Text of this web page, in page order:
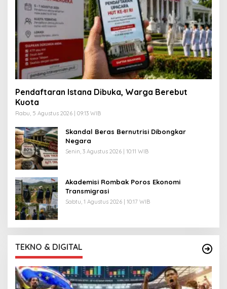
Pendaftaran Istana Dibuka, Warga Berebut
Kuota
Rabu, 5 Agustus 2026 | 09:13 WIB
Skandal Beras Bernutrisi Dibongkar
Negara
Senin, 3 Agustus 2026 | 10:11 WIB
Akademisi Rombak Poros Ekonomi
Transmigrasi
Sabtu, 1 Agustus 2026 | 10:17 WIB
TEKNO & DIGITAL